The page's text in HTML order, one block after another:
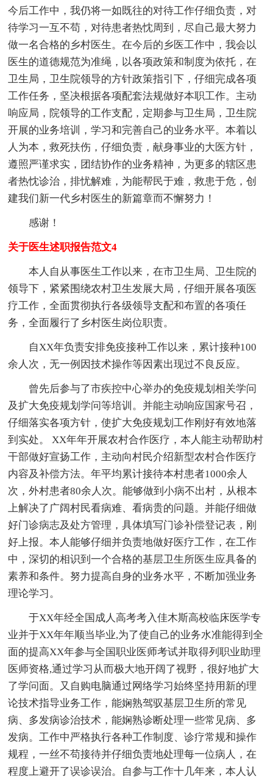
今后工作中，我仍将一如既往的对待工作仔细负责，对
待学习一互不苟，对待患者热忱周到，尽自己最大努力
做一名合格的乡村医生。在今后的乡医工作中，我会以
医生的道德规范为准绳，以各项政策和制度为依托，在
卫生局，卫生院领导的方针政策指引下，仔细完成各项
工作任务，坚决根据各项配套法规做好本职工作。主动
响应局，院领导的工作支配，定期参与卫生局，卫生院
开展的业务培训，学习和完善自己的业务水平。本着以
人为本，救死扶伤，仔细负责，献身事业的大医方针，
遵照严谨求实，团结协作的业务精神，为更多的辖区患
者热忱诊治，排忧解难，为能帮民于难，救患于危，创
建我们新一代乡村医生的新篇章而不懈努力！
感谢！
关于医生述职报告范文4
本人自从事医生工作以来，在市卫生局、卫生院的
领导下，紧紧围绕农村卫生发展大局，仔细开展各项医
疗工作，全面贯彻执行各级领导支配和布置的各项任
务，全面履行了乡村医生岗位职责。
自XX年负责安排免疫接种工作以来，累计接种100
余人次，无一例因技术操作等因素出现过不良反应。
曾先后参与了市疾控中心举办的免疫规划相关学问
及扩大免疫规划学问等培训。并能主动响应国家号召，
仔细落实各项方针，使扩大免疫规划工作刚好有效地落
到实处。 XX年年开展农村合作医疗，本人能主动帮助村
干部做好宣扬工作，主动向村民介绍新型农村合作医疗
内容及补偿方法。年平均累计接待本村患者1000余人
次，外村患者80余人次。能够做到小病不出村，从根本
上解决了广阔村民看病难、看病贵的问题。并能仔细做
好门诊病志及处方管理，具体填写门诊补偿登记表，刚
好上报。本人能够仔细并负责地做好医疗工作，在工作
中，深切的相识到一个合格的基层卫生所医生应具备的
素养和条件。努力提高自身的业务水平，不断加强业务
理论学习。
于XX年经全国成人高考考入佳木斯高校临床医学专
业并于XX年年顺当毕业,为了使自己的业务水准能得到全
面的提高XX年参与全国职业医师考试并取得列职业助理
医师资格,通过学习从而极大地开阔了视野，很好地扩大
了学问面。又自购电脑通过网络学习始终坚持用新的理
论技术指导业务工作，能娴熟驾驭基层卫生所的常见
病、多发病诊治技术，能娴熟诊断处理一些常见病、多
发病。工作中严格执行各种工作制度、诊疗常规和操作
规程，一丝不苟接待并仔细负责地处理每一位病人，在
程度上避开了误诊误治。自参与工作十几年来，本人认